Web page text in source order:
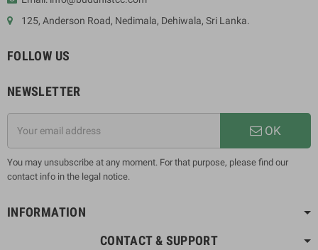
125, Anderson Road, Nedimala, Dehiwala, Sri Lanka.
FOLLOW US
NEWSLETTER
OK
You may unsubscribe at any moment. For that purpose, please find our
contact info in the legal notice.
INFORMATION
CONTACT & SUPPORT